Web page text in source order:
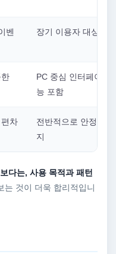
벤
장기 이용자 대상 혜
PC 중심 인터페이스,
능 포함
차
전반적으로 안정적인
지
다는, 사용 목적과 패턴
는 것이 더욱 합리적입니